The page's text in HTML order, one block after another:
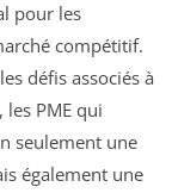
pour les
compétitif.
défis associés à
PME qui
seulement une
également une